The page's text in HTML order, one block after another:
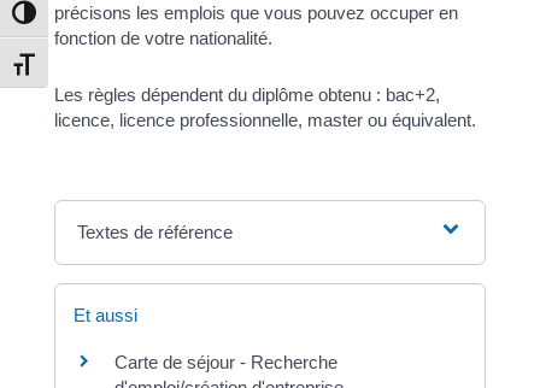
Passer en contraste élevé
Changer la taille de la police
précisons les emplois que vous pouvez occuper en
fonction de votre nationalité.
Les règles dépendent du diplôme obtenu : bac+2,
licence, licence professionnelle, master ou équivalent.
Textes de référence
Et aussi
Carte de séjour - Recherche